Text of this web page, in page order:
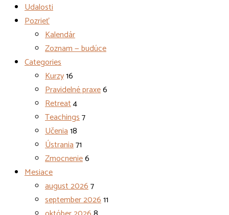
Udalosti
Pozrieť
Kalendár
Zoznam — budúce
Categories
Kurzy16
Pravidelné praxe6
Retreat4
Teachings7
Učenia18
Ústrania71
Zmocnenie6
Mesiace
august 20267
september 202611